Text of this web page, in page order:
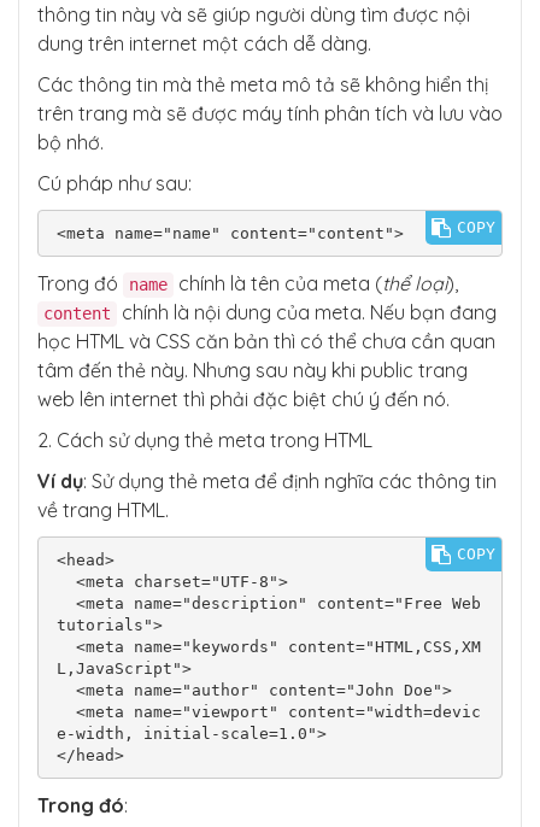
thông tin này và sẽ giúp người dùng tìm được nội
dung trên internet một cách dễ dàng.
Các thông tin mà thẻ meta mô tả sẽ không hiển thị
trên trang mà sẽ được máy tính phân tích và lưu vào
bộ nhớ.
Cú pháp như sau:
<meta name="name" content="content"> COPY
Trong đó name chính là tên của meta (thể loại),
content
chính là nội dung của meta. Nếu bạn đang
học HTML và CSS căn bản thì có thể chưa cần quan
tâm đến thẻ này. Nhưng sau này khi public trang
web lên internet thì phải đặc biệt chú ý đến nó.
2. Cách sử dụng thẻ meta trong HTML
Ví dụ: Sử dụng thẻ meta để định nghĩa các thông tin
về trang HTML.
<head>
tutorials">
L,JavaScript">
e-width, initial-scale=1.0">
</head>
COPY
Trong đó: